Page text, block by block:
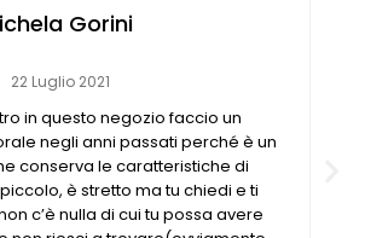
Gorini
22 Luglio 2021
in questo negozio faccio un
negli anni passati perché è un
conserva le caratteristiche di
è stretto ma tu chiedi e ti
c’è nulla di cui tu possa avere